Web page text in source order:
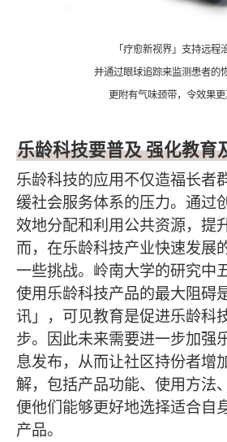
「疗愈新视界」支持远程
并通过眼球追踪来监测患者的
更附有气味颈带，令效果更
乐龄科技要普及 强化教育
乐龄科技的应用不仅造福长者
缓社会服务体系的压力。通过
效地分配和利用公共资源，提
而，在乐龄科技产业快速发展
一些挑战。岭南大学的研究中
使用乐龄科技产品的最大阻碍
讯」，可见教育是促进乐龄科
步。因此未来需要进一步加强
息发布，从而让社区持份者增
解，包括产品功能、使用方法
便他们能够更好地选择适合自
产品。